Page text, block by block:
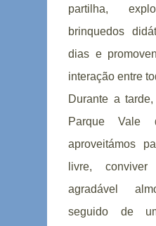
partilha,
brinquedos
dias e
interação entre
Durante a
Parque Vale
aproveitámos
livre,
agradável
seguido de